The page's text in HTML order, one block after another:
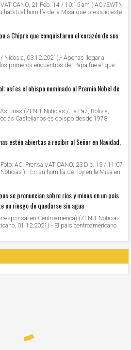
21 Feb. 14 / 10:15 am ( ACI/EWTN
habitual homilía de la Misa que presidió este
a Chipre que conquistaron el corazón de sus
Nicosia, 03.12.2021).- Apenas llegar a
primeros encuentros del Papa fue el que
así es el obispo nominado al Premio Nobel de
(ZENIT Noticias / La Paz, Bolivia,
Castellanos es obispo desde 1978.
estén abiertas a recibir al Señor en Navidad,
ACI Prensa VATICANO, 23 Dic. 13 / 11:07
).- En su homilía de hoy en la Misa en
se pronuncian sobre ríos y minas en un país
en riesgo de quedarse sin agua
en Centroamérica) (ZENIT Noticias
01.12.2021).- El país centroamericano